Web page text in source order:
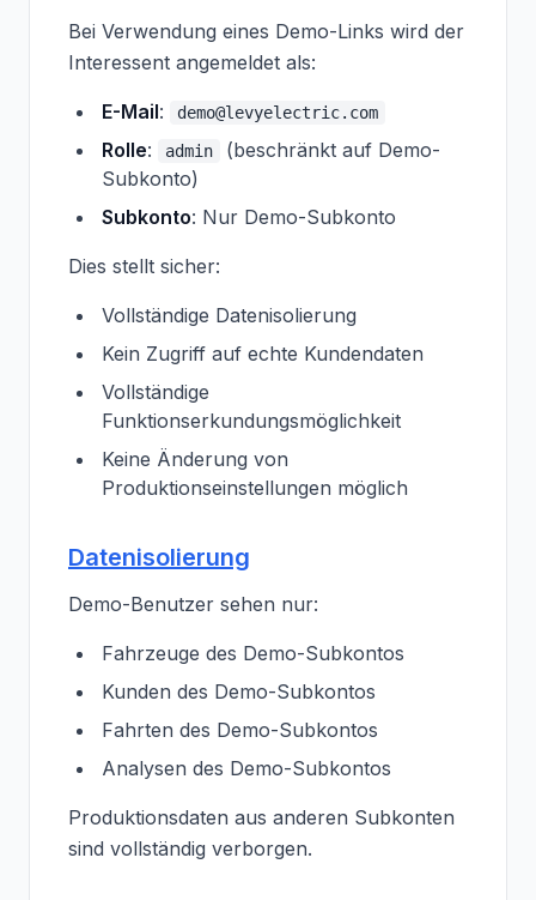
Bei Verwendung eines Demo-Links wird der
Interessent angemeldet als:
E-Mail: demo@levyelectric.com
Rolle: admin
(beschränkt auf Demo-
Subkonto)
Subkonto: Nur Demo-Subkonto
Dies stellt sicher:
Vollständige Datenisolierung
Kein Zugriff auf echte Kundendaten
Vollständige
Funktionserkundungsmöglichkeit
Keine Änderung von
Produktionseinstellungen möglich
Datenisolierung
Demo-Benutzer sehen nur:
Fahrzeuge des Demo-Subkontos
Kunden des Demo-Subkontos
Fahrten des Demo-Subkontos
Analysen des Demo-Subkontos
Produktionsdaten aus anderen Subkonten
sind vollständig verborgen.